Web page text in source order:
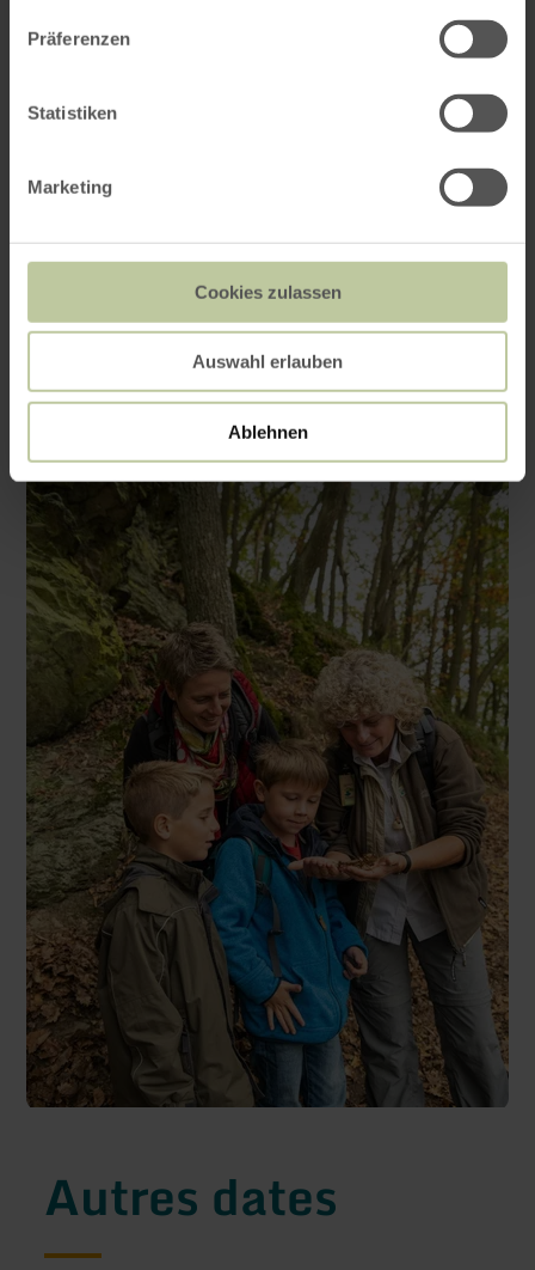
Präferenzen
Statistiken
Marketing
Cookies zulassen
Auswahl erlauben
Ablehnen
Coût : gratuit Lieu : Heimbach, Nationalpark-
info@nationalpark-eifel.de
Impressions
Autres dates